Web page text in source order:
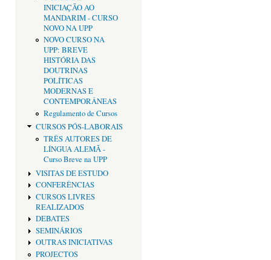
INICIAÇÃO AO
MANDARIM - CURSO
NOVO NA UPP
NOVO CURSO NA
UPP: BREVE
HISTÓRIA DAS
DOUTRINAS
POLÍTICAS
MODERNAS E
CONTEMPORÂNEAS
Regulamento de Cursos
CURSOS PÓS-LABORAIS
TRÊS AUTORES DE
LÍNGUA ALEMÃ -
Curso Breve na UPP
VISITAS DE ESTUDO
CONFERÊNCIAS
CURSOS LIVRES
REALIZADOS
DEBATES
SEMINÁRIOS
OUTRAS INICIATIVAS
PROJECTOS